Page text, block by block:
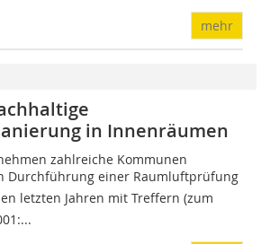
mehr
in Innenräumen
zahlreiche Kommunen
Durchführung einer Raumluftprüfung 
letzten Jahren mit Treffern (zum